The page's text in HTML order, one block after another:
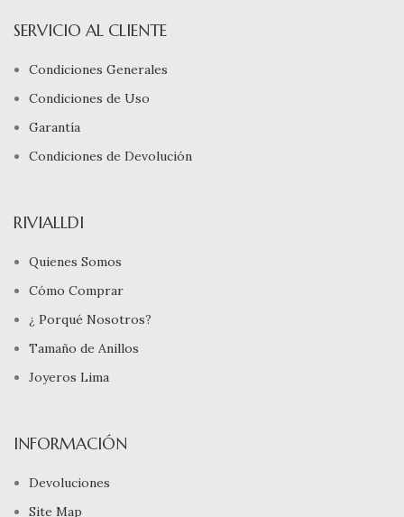
SERVICIO AL CLIENTE
Condiciones Generales
Condiciones de Uso
Garantía
Condiciones de Devolución
RIVIALLDI
Quienes Somos
Cómo Comprar
¿ Porqué Nosotros?
Tamaño de Anillos
Joyeros Lima
INFORMACIÓN
Devoluciones
Site Map